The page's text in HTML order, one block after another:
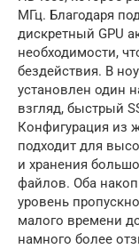
МГц. Благодаря
дискретный GPU
необходимости,
бездействия. В
установлен один
взгляд, быстрый
Конфигурация из
подходит для
и хранения
файлов. Оба
уровень
малого времени
намного более